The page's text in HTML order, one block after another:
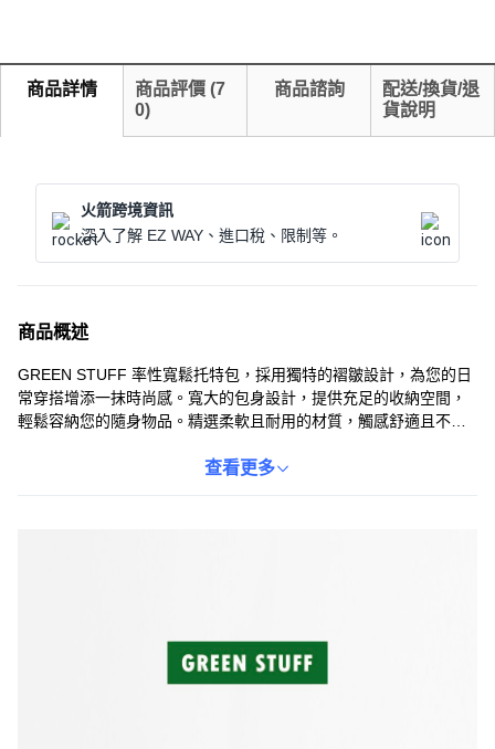
商品詳情 商品評價 (7
0)
商品諮詢
配送/換貨/退
貨說明
火箭跨境資訊
深入了解 EZ WAY、進口稅、限制等。
商品概述
GREEN STUFF 率性寬鬆托特包，採用獨特的褶皺設計，為您的日
常穿搭增添一抹時尚感。寬大的包身設計，提供充足的收納空間，
輕鬆容納您的隨身物品。精選柔軟且耐用的材質，觸感舒適且不易
出，這款托特包都能完美搭配您的造型，展現您的個人品味。提供
查看更多